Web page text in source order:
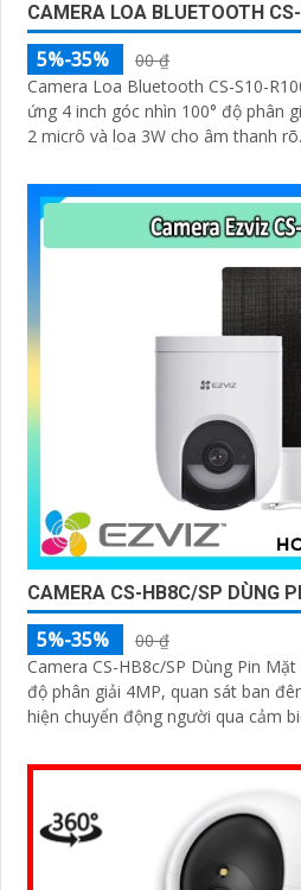
CAMERA LOA BLUETOOTH
5%-35%
00 ₫
Camera Loa Bluetooth CS-S10-
ứng 4 inch góc nhìn 100° độ phân
CAMERA CS-HB8C/SP DÙNG
5%-35%
00 ₫
Camera CS-HB8c/SP Dùng Pin
độ phân giải 4MP, quan sát ban đêm
hiện chuyển động người qua cảm